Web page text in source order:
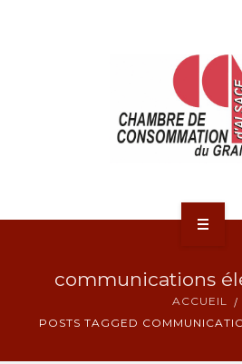
ACTUALITÉS
JURIDIQUE
communications
ACCUEIL
POSTS TAGGED